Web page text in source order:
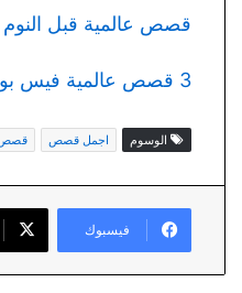
قصص عالمية قبل النوم
3 قصص عالمية فيس بوك مؤثرة للغاية
الوسوم اجمل قصص قصص
فيسبوك